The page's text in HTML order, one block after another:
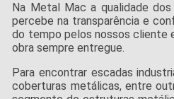
Na Metal Mac a qualidade
percebe na transparência e
do tempo pelos nossos cliente
obra sempre entregue.
Para encontrar escadas
coberturas metálicas, entre